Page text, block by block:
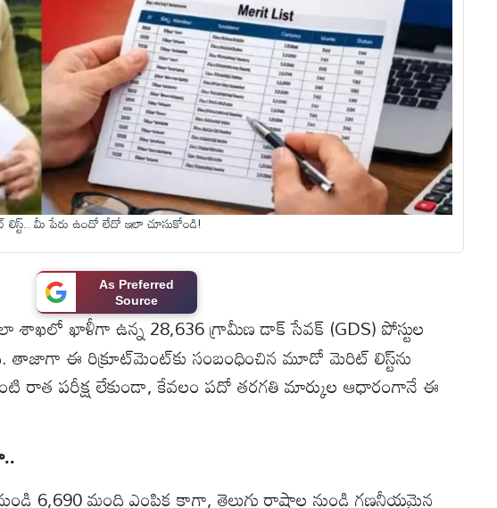
లిస్ట్.. మీ పేరు ఉందో లేదో ఇలా చూసుకోండి!
As Preferred
Source
శాఖలో ఖాళీగా ఉన్న 28,636 గ్రామీణ డాక్ సేవక్ (GDS) పోస్టుల
తాజాగా ఈ రిక్రూట్‌మెంట్‌కు సంబంధించిన మూడో మెరిట్ లిస్ట్‌ను
రాత పరీక్ష లేకుండా, కేవలం పదో తరగతి మార్కుల ఆధారంగానే ఈ
6,690 మంది ఎంపిక కాగా, తెలుగు రాష్ట్రాల నుండి గణనీయమైన